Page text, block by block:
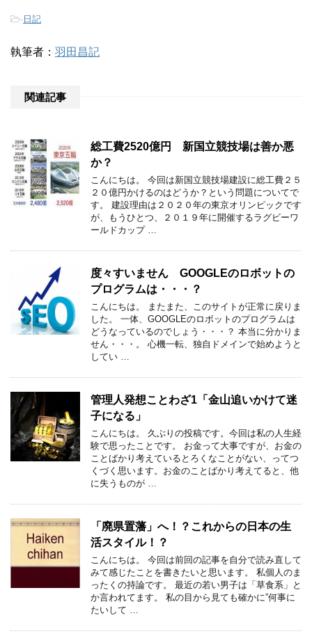
- 日記
執筆者： 羽田昌記
関連記事
総工費2520億円 新国立競技場は善か悪
か？
こんにちは。 今回は新国立競技場建設に総工費２５
２０億円かけるのはどうか？という問題についてで
す。 建設理由は２０２０年の東京オリンピックです
が、もうひとつ、２０１９年に開催するラグビーワ
ールドカップ …
度々すいません GOOGLEのロボットの
プログラムは・・・？
こんにちは。 またまた、このサイトが正常に戻りま
した。 一体、GOOGLEのロボットのプログラムは
どうなっているのでしょう・・・？ 本当に分かりま
せん・・・。 心機一転、独自ドメインで始めようと
してい …
管理人発想ことわざ1「金山追いかけて迷
子になる」
こんにちは。 久ぶりの投稿です。今回は私の人生経
験で思ったことです。 お金って大事ですが、お金の
ことばかり考えているとろくなことがない、ってつ
くづく思います。お金のことばかり考えてると、他
に失うものが …
「廃県置藩」へ！？これからの日本の生
活スタイル！？
こんにちは。 今回は前回の記事を自分で読み直して
みて感じたことを書きたいと思います。 私個人のま
ったくの持論です。 最近の若い男子は「草食系」と
か言われてます。 私の目から見ても確かに”何事に
たいして …